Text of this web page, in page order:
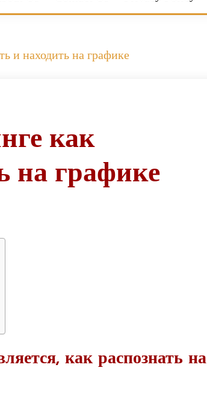
и находить на графике
как
на графике
как распознать на